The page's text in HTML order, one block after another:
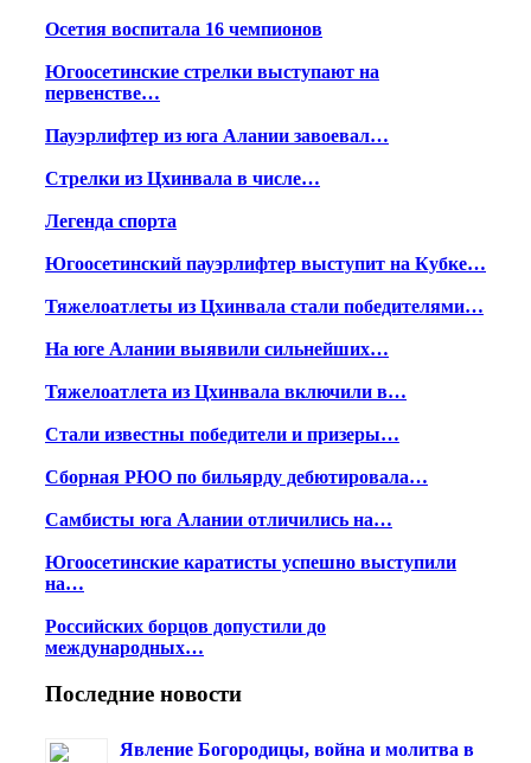
Осетия воспитала 16 чемпионов
Югоосетинские стрелки выступают на
первенстве…
Пауэрлифтер из юга Алании завоевал…
Стрелки из Цхинвала в числе…
Легенда спорта
Югоосетинский пауэрлифтер выступит на Кубке…
Тяжелоатлеты из Цхинвала стали победителями…
На юге Алании выявили сильнейших…
Тяжелоатлета из Цхинвала включили в…
Стали известны победители и призеры…
Сборная РЮО по бильярду дебютировала…
Самбисты юга Алании отличились на…
Югоосетинские каратисты успешно выступили
на…
Российских борцов допустили до
международных…
Последние новости
Явление Богородицы, война и молитва в